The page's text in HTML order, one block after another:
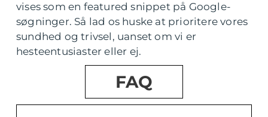
vises som en featured snippet på Google-
søgninger. Så lad os huske at prioritere vores
sundhed og trivsel, uanset om vi er
hesteentusiaster eller ej.
FAQ